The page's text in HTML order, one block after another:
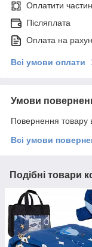
Оплатити
Післяплата
Оплата на
Всі умови оплати
Умови
Повернення товару
Всі умови
Подібні товари